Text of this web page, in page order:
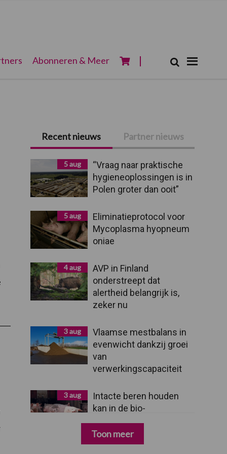
Abonneren & Meer Zoek
stalsystemen
luchtwasser
Primaire
Sidebar
Recent nieuws Partner nieuws
5 aug
“Vraag naar praktische
hygieneoplossingen is in
Polen groter dan ooit”
5 aug
Eliminatieprotocol voor
Mycoplasma hyopneum
oniae
4 aug
AVP in Finland
onderstreept dat
alertheid belangrijk is,
zeker nu
3 aug
Vlaamse mestbalans in
evenwicht dankzij groei
van
verwerkingscapaciteit
3 aug
Intacte beren houden
kan in de bio-
dan moet alles kloppen
Toon meer